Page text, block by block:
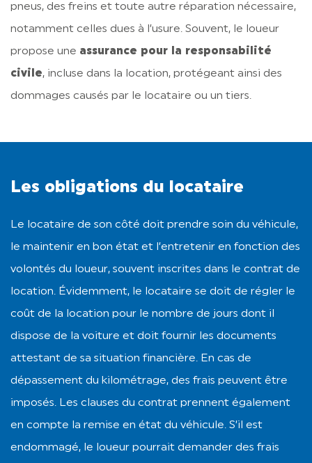
pneus, des freins et toute autre réparation nécessaire,
notamment celles dues à l’usure. Souvent, le loueur
propose une assurance pour la responsabilité
civile, incluse dans la location, protégeant ainsi des
dommages causés par le locataire ou un tiers.
Les obligations du locataire
Le locataire de son côté doit prendre soin du véhicule,
le maintenir en bon état et l’entretenir en fonction des
volontés du loueur, souvent inscrites dans le contrat de
location. Évidemment, le locataire se doit de régler le
coût de la location pour le nombre de jours dont il
dispose de la voiture et doit fournir les documents
attestant de sa situation financière. En cas de
dépassement du kilométrage, des frais peuvent être
imposés. Les clauses du contrat prennent également
en compte la remise en état du véhicule. S’il est
endommagé, le loueur pourrait demander des frais